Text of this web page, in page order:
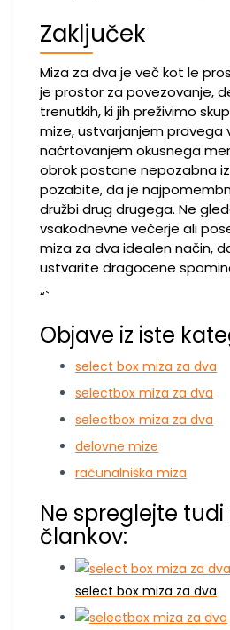
Zaključek
Miza za dva je več kot le
je prostor za povezovanje,
trenutkih, ki jih preživimo
mize, ustvarjanjem pravega
načrtovanjem okusnega
obrok postane nepozabna
pozabite, da je
družbi drug drugega. Ne
vsakodnevne večerje ali
miza za dva idealen način,
ustvarite dragocene
“`
Objave iz iste
select box miza za dva
selectbox miza za dva
selectbox miza za dva
delovne mize
računalniška miza
Ne spreglejte
člankov:
select box miza za dva